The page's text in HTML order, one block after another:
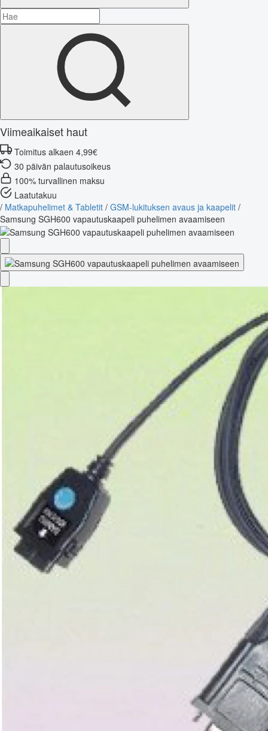
Viimeaikaiset haut
Toimitus alkaen 4,99€
30 päivän palautusoikeus
100% turvallinen maksu
Laatutakuu
/ Matkapuhelimet & Tabletit / GSM-lukituksen avaus ja kaapelit /
Samsung SGH600 vapautuskaapeli puhelimen avaamiseen